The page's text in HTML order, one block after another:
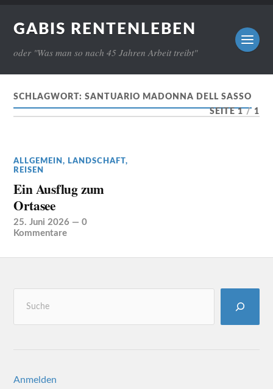
GABIS RENTENLEBEN
oder "Was man so nach 45 Jahren Arbeit treibt"
SCHLAGWORT:SANTUARIO MADONNA DELL SASSO
SEITE 1 / 1
ALLGEMEIN, LANDSCHAFT,
REISEN
Ein Ausflug zum
Ortasee
25. Juni 2026 —0
Kommentare
Anmelden